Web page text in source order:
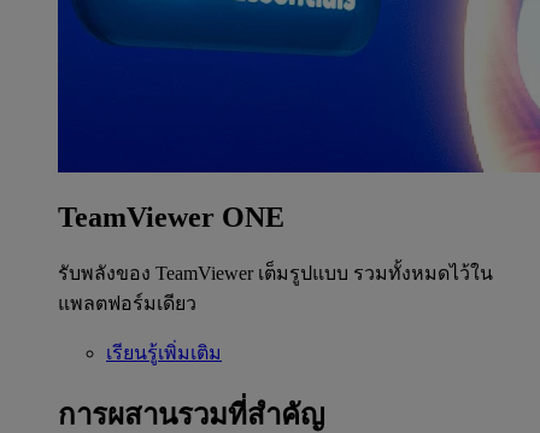
TeamViewer ONE
รับพลังของ TeamViewer เต็มรูปแบบ รวมทั้งหมดไว้ใน
แพลตฟอร์มเดียว
เรียนรู้เพิ่มเติม
การผสานรวมที่สำคัญ